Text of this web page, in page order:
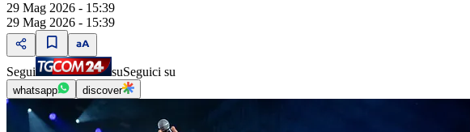
29 Mag 2026 - 15:39
29 Mag 2026 - 15:39
Segui suSeguici su
whatsapp discover